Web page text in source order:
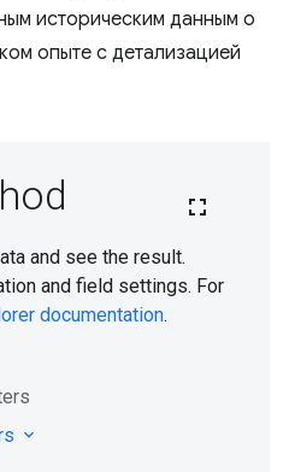
историческим данным о
опыте с детализацией